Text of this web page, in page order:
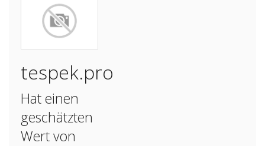
tespek.pro
Hat einen
geschätzten
Wert von